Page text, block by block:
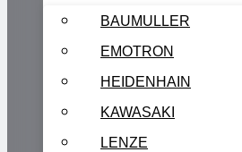
BAUMULLER
EMOTRON
HEIDENHAIN
KAWASAKI
LENZE